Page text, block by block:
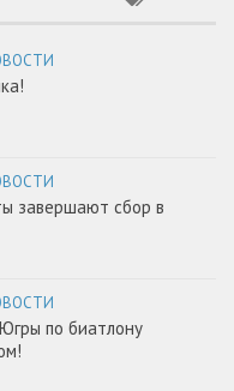
завершают сбор в
по биатлону